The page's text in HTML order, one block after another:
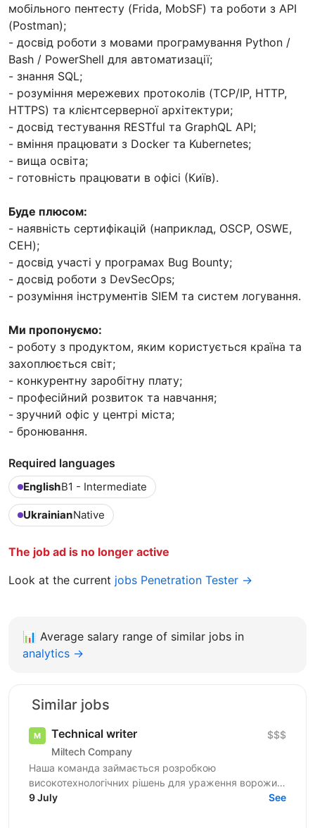
мобільного пентесту (Frida, MobSF) та роботи з API
(Postman);
- досвід роботи з мовами програмування Python /
Bash / PowerShell для автоматизації;
- знання SQL;
- розуміння мережевих протоколів (TCP/IP, HTTP,
HTTPS) та клієнтсерверної архітектури;
- досвід тестування RESTful та GraphQL API;
- вміння працювати з Docker та Kubernetes;
- вища освіта;
- готовність працювати в офісі (Київ).
Буде плюсом:
- наявність сертифікацій (наприклад, OSCP, OSWE,
CEH);
- досвід участі у програмах Bug Bounty;
- досвід роботи з DevSecOps;
- розуміння інструментів SIEM та систем логування.
Ми пропонуємо:
- роботу з продуктом, яким користується країна та
захоплюється світ;
- конкурентну заробітну плату;
- професійний розвиток та навчання;
- зручний офіс у центрі міста;
- бронювання.
Required languages
EnglishB1 - Intermediate
UkrainianNative
The job ad is no longer active
Look at the current jobs Penetration Tester →
📊 Average salary range of similar jobs in
analytics →
Similar jobs
Technical writer
Miltech Company
$$$
Наша команда займається розробкою
високотехнологічних рішень для ураження ворожих
цілей. Ми створюємо повноцінні продукти - від ідеї
9 July See